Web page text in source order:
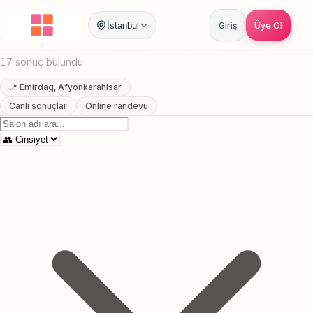
İstanbul Giriş Üye Ol
Anasayfa / Afyonkarahisar Emirdag Masaj Salonu
Emirdag, Afyonkarahisar Masaj Salonu
17 sonuç bulundu
📍 Emirdag, Afyonkarahisar
Canlı sonuçlar
Online randevu